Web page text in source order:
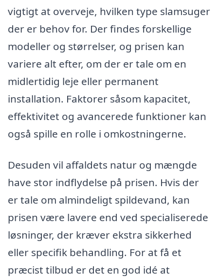
vigtigt at overveje, hvilken type slamsuger
der er behov for. Der findes forskellige
modeller og størrelser, og prisen kan
variere alt efter, om der er tale om en
midlertidig leje eller permanent
installation. Faktorer såsom kapacitet,
effektivitet og avancerede funktioner kan
også spille en rolle i omkostningerne.
Desuden vil affaldets natur og mængde
have stor indflydelse på prisen. Hvis der
er tale om almindeligt spildevand, kan
prisen være lavere end ved specialiserede
løsninger, der kræver ekstra sikkerhed
eller specifik behandling. For at få et
præcist tilbud er det en god idé at